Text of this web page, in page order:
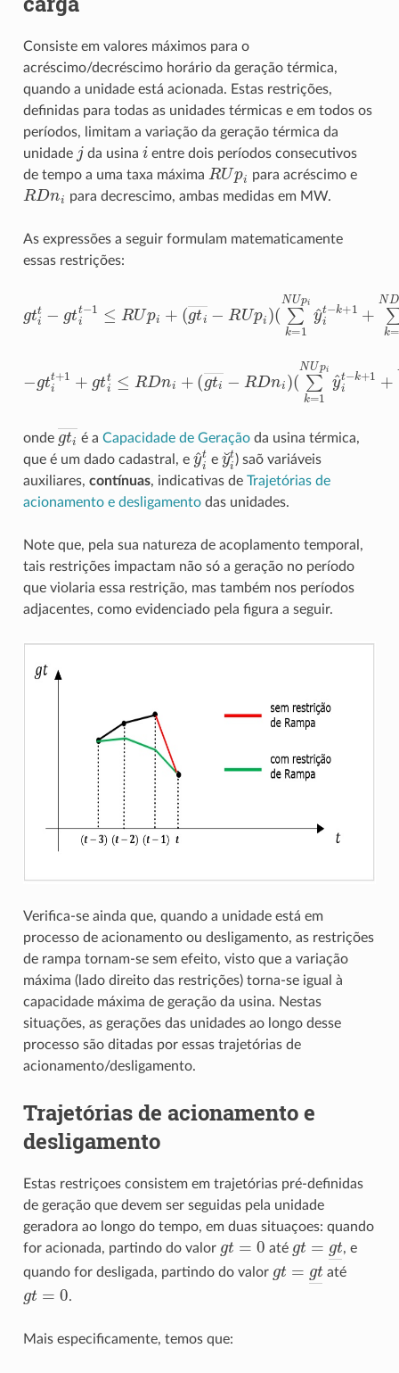
Consiste em valores máximos para o
acréscimo/decréscimo horário da geração térmica,
quando a unidade está acionada. Estas restrições,
definidas para todas as unidades térmicas e em todos os
períodos, limitam a variação da geração térmica da
unidade
da usina i entre dois períodos consecutivos
de tempo a uma taxa máxima RUp para acréscimo e
RDn para decrescimo, ambas medidas em MW.
As expressões a seguir formulam matematicamente
essas restrições:
gt g tt−1 RUpi ( gt―− RUpi)
(∑ k= 1NU i ^it− 1+∑ k=1ND niy˘it k −1)
−gt 1 +gtt Dni gt―− RDni)
∑ = 1NU y ^it−k 1+∑ =1NDniy˘it+ −
onde gt―é a Capacidade de Geraçãoda usina térmica,
que é um dado cadastral, e y^ e y˘i) saõ variáveis
auxiliares, contínuas, indicativas de Trajetórias de
acionamento e desligamentodas unidades.
Note que, pela sua natureza de acoplamento temporal,
tais restrições impactam não só a geração no período
que violaria essa restrição, mas também nos períodos
adjacentes, como evidenciado pela figura a seguir.
Verifica-se ainda que, quando a unidade está em
processo de acionamento ou desligamento, as restrições
de rampa tornam-se sem efeito, visto que a variação
máxima (lado direito das restrições) torna-se igual à
capacidade máxima de geração da usina. Nestas
situações, as gerações das unidades ao longo desse
processo são ditadas por essas trajetórias de
acionamento/desligamento.
Trajetórias de acionamento e
desligamento
Estas restriçoes consistem em trajetórias pré-definidas
de geração que devem ser seguidas pela unidade
geradora ao longo do tempo, em duas situaçoes: quando
for acionada, partindo do valor
t até g t ―, e
quando for desligada, partindo do valor
t ― até
t .
Mais especificamente, temos que: